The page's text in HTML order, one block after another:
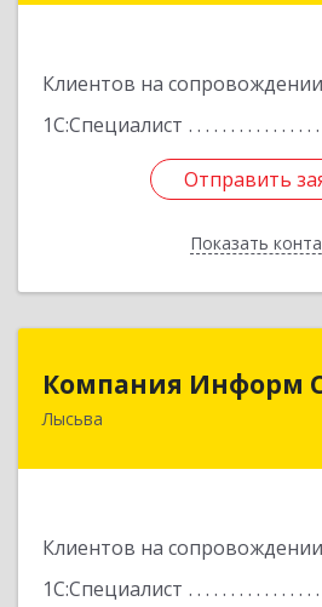
Клиентов на сопровождении
1С:Специалист
Отправить
Показать
Отправить
Назад
Компания Информ
Лысьва
Клиентов на сопровождении
1С:Специалист
Компания
618909, Пермский край,